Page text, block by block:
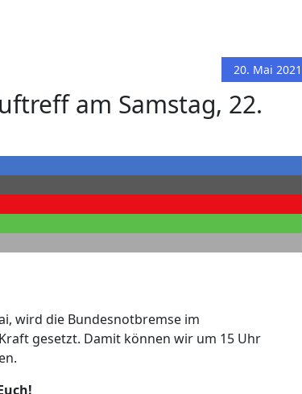
20. Mai 2021
am Samstag, 22.
wird die Bundesnotbremse im
gesetzt. Damit können wir um 15 Uhr